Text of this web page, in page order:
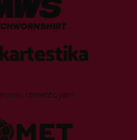
izmantojam